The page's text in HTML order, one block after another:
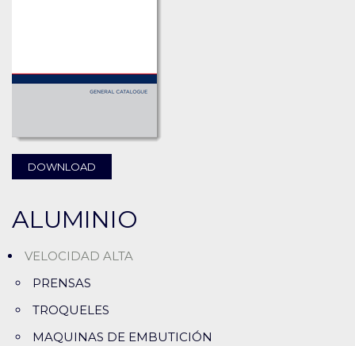
DOWNLOAD
ALUMINIO
VELOCIDAD ALTA
PRENSAS
TROQUELES
MAQUINAS DE EMBUTICIÓN